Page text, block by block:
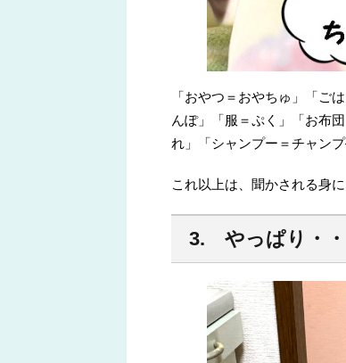
「おやつ＝おやちゅ」「
んぽ」「服＝ぷく」「お布
れ」「シャンプー＝チャン
これ以上は、聞かされる身
3. やっぱり・・